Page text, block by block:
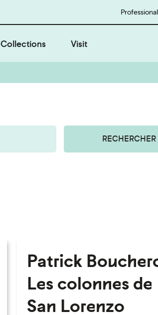
Collections Visit
RECHERCHER
Patrick
Les colonnes de
San Lorenzo